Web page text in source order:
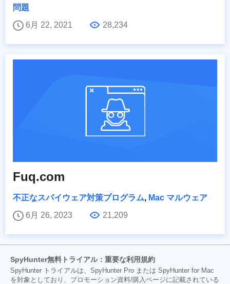
問題
6月 22, 2021
28,234
Fuq.com
不正なスパイウェア対策プログラム, Mac マルウェア
6月 26, 2023
21,209
SpyHunter無料トライアル：重要な利用規約
SpyHunter トライアルは、SpyHunter Pro または SpyHunter for Mac
を対象としており、プロモーション資料/購入ページに記載されている